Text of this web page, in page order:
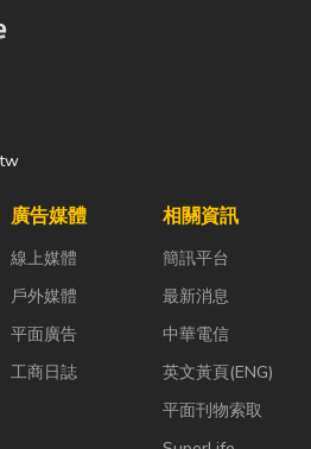
廣告媒體
線上媒體
戶外媒體
平面廣告
工商日誌
相關資訊
簡訊平台
最新消息
中華電信
英文黃頁(ENG)
平面刊物索取